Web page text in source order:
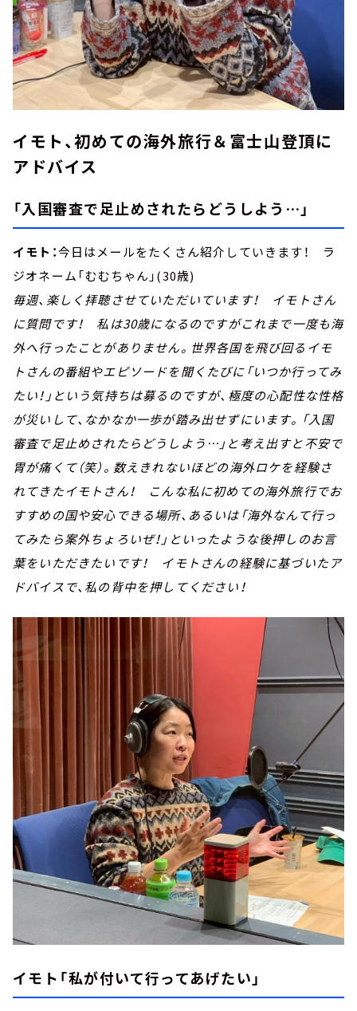
イモト、初めての海外旅行＆富士山登頂に
アドバイス
「入国審査で足止めされたらどうしよう…」
イモト：今日はメールをたくさん紹介していきます！ ラ
ジオネーム「むむちゃん」(30歳)
毎週、楽しく拝聴させていただいています！ イモトさん
に質問です！ 私は30歳になるのですがこれまで一度も海
外へ行ったことがありません。世界各国を飛び回るイモ
トさんの番組やエピソードを聞くたびに「いつか行ってみ
たい！」という気持ちは募るのですが、極度の心配性な性格
が災いして、なかなか一歩が踏み出せずにいます。「入国
審査で足止めされたらどうしよう…」と考え出すと不安で
胃が痛くて（笑）。数えきれないほどの海外ロケを経験さ
れてきたイモトさん！ こんな私に初めての海外旅行でお
すすめの国や安心できる場所、あるいは「海外なんて行っ
てみたら案外ちょろいぜ！」といったような後押しのお言
葉をいただきたいです！ イモトさんの経験に基づいたア
ドバイスで、私の背中を押してください！
イモト「私が付いて行ってあげたい」